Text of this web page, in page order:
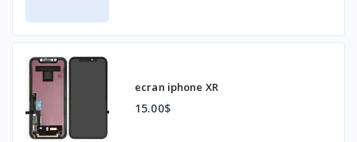
ecran iphone XR
15.00$